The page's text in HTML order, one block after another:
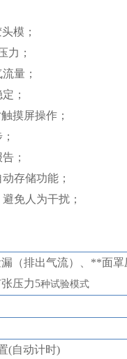
模 ；
力 ；
量；
；
摸屏操作；
；
存储功能；
免人为干扰；
（排出气流）、 **面罩
张压力5种试验模式
(自动计时)